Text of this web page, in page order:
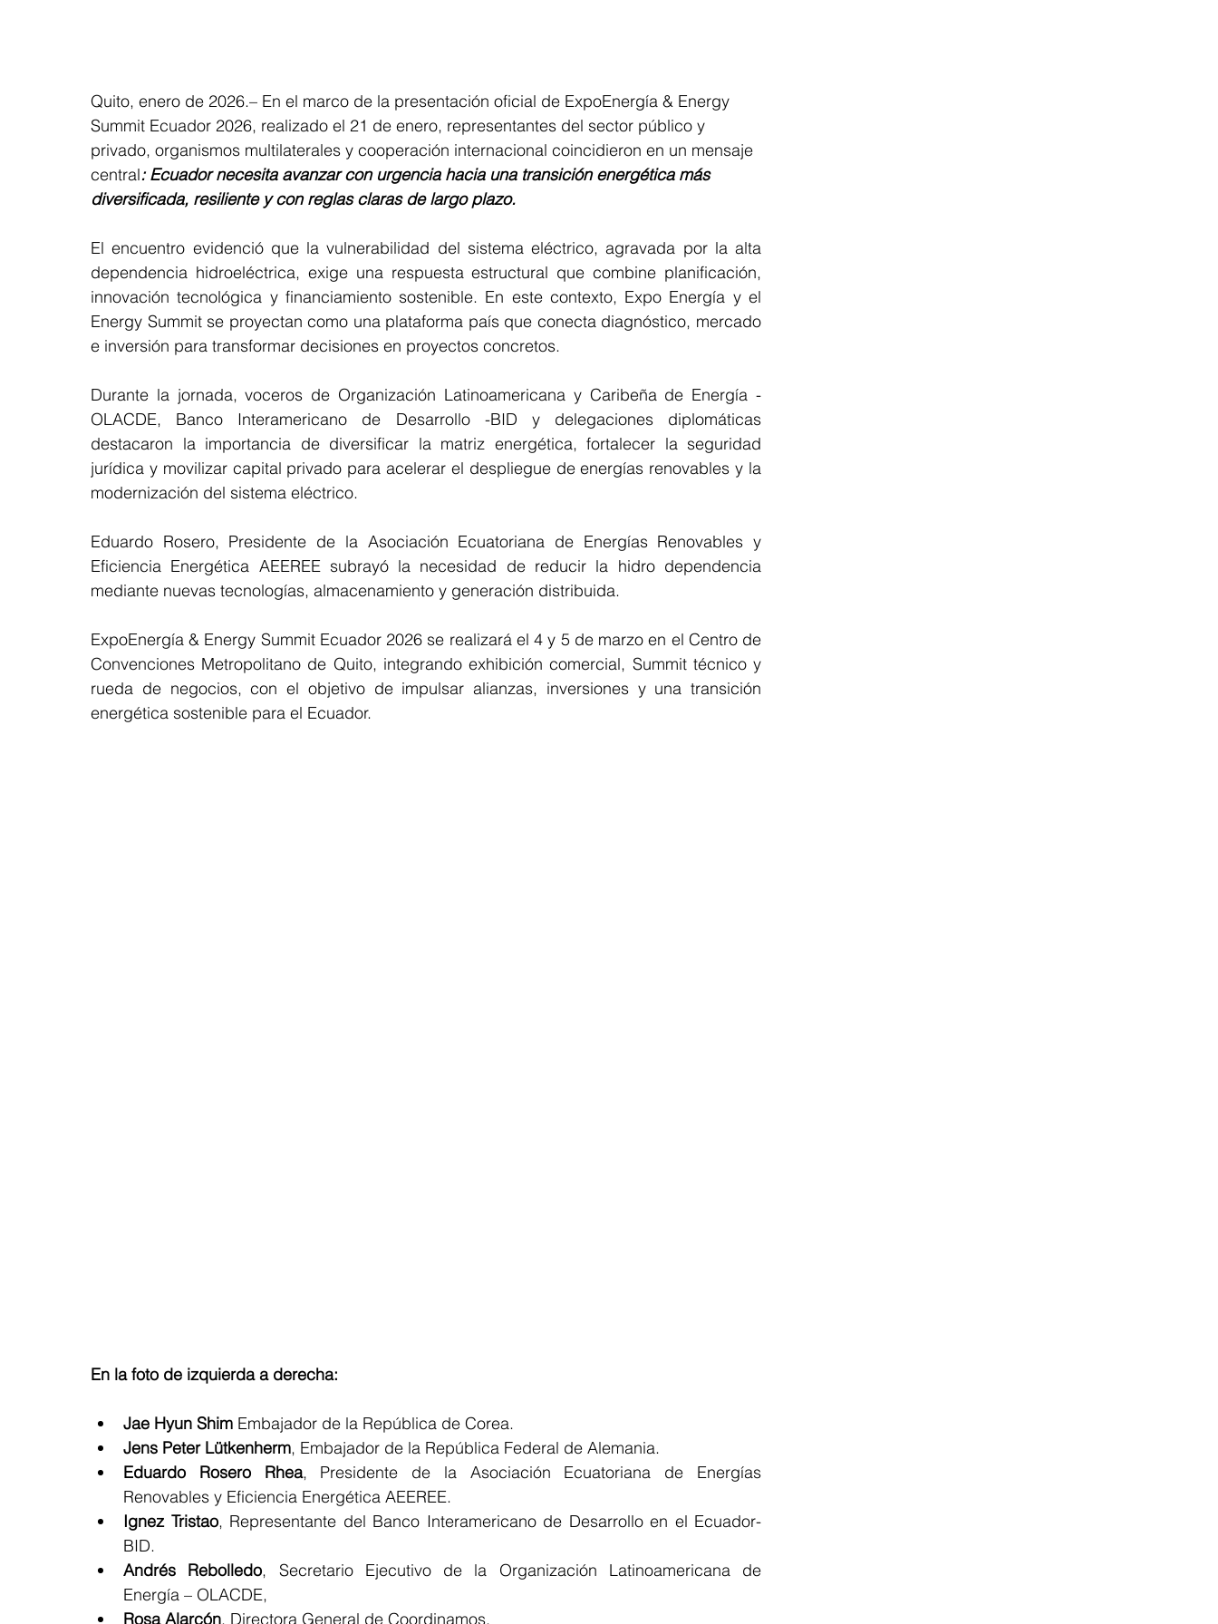
Quito, enero de 2026.– En el marco de la presentación oficial de ExpoEnergía & Energy
Summit Ecuador 2026, realizado el 21 de enero, representantes del sector público y
privado, organismos multilaterales y cooperación internacional coincidieron en un mensaje
central: Ecuador necesita avanzar con urgencia hacia una transición energética más
diversificada, resiliente y con reglas claras de largo plazo.
El encuentro evidenció que la vulnerabilidad del sistema eléctrico, agravada por la alta
dependencia hidroeléctrica, exige una respuesta estructural que combine planificación,
innovación tecnológica y financiamiento sostenible. En este contexto, Expo Energía y el
Energy Summit se proyectan como una plataforma país que conecta diagnóstico, mercado
e inversión para transformar decisiones en proyectos concretos.
Durante la jornada, voceros de Organización Latinoamericana y Caribeña de Energía -
OLACDE, Banco Interamericano de Desarrollo -BID y delegaciones diplomáticas
destacaron la importancia de diversificar la matriz energética, fortalecer la seguridad
jurídica y movilizar capital privado para acelerar el despliegue de energías renovables y la
modernización del sistema eléctrico.
Eduardo Rosero, Presidente de la Asociación Ecuatoriana de Energías Renovables y
Eficiencia Energética AEEREE subrayó la necesidad de reducir la hidro dependencia
mediante nuevas tecnologías, almacenamiento y generación distribuida.
ExpoEnergía & Energy Summit Ecuador 2026 se realizará el 4 y 5 de marzo en el Centro de
Convenciones Metropolitano de Quito, integrando exhibición comercial, Summit técnico y
rueda de negocios, con el objetivo de impulsar alianzas, inversiones y una transición
energética sostenible para el Ecuador.
En la foto de izquierda a derecha:
Jae Hyun Shim Embajador de la República de Corea.
Jens Peter Lütkenherm, Embajador de la República Federal de Alemania.
Eduardo Rosero Rhea, Presidente de la Asociación Ecuatoriana de Energías
Renovables y Eficiencia Energética AEEREE.
Ignez Tristao, Representante del Banco Interamericano de Desarrollo en el Ecuador-
BID.
Andrés Rebolledo, Secretario Ejecutivo de la Organización Latinoamericana de
Energía – OLACDE,
Rosa Alarcón, Directora General de Coordinamos.